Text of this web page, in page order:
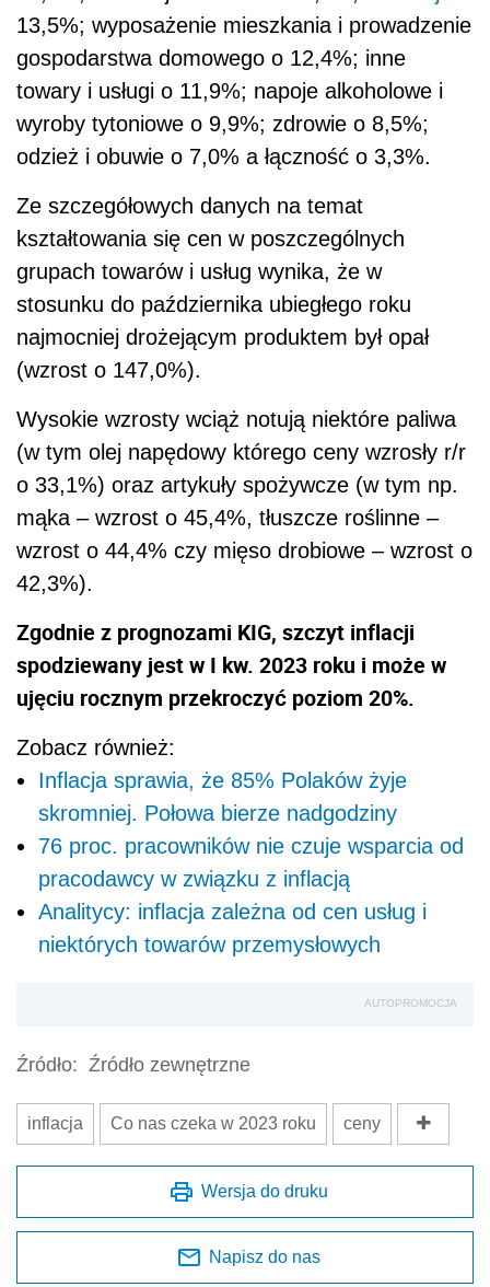
13,5%; wyposażenie mieszkania i prowadzenie
gospodarstwa domowego o 12,4%; inne
towary i usługi o 11,9%; napoje alkoholowe i
wyroby tytoniowe o 9,9%; zdrowie o 8,5%;
odzież i obuwie o 7,0% a łączność o 3,3%.
Ze szczegółowych danych na temat
kształtowania się cen w poszczególnych
grupach towarów i usług wynika, że w
stosunku do października ubiegłego roku
najmocniej drożejącym produktem był opał
(wzrost o 147,0%).
Wysokie wzrosty wciąż notują niektóre paliwa
(w tym olej napędowy którego ceny wzrosły r/r
o 33,1%) oraz artykuły spożywcze (w tym np.
mąka – wzrost o 45,4%, tłuszcze roślinne –
wzrost o 44,4% czy mięso drobiowe – wzrost o
42,3%).
Zgodnie z prognozami KIG, szczyt inflacji
spodziewany jest w I kw. 2023 roku i może w
ujęciu rocznym przekroczyć poziom 20%.
Zobacz również:
Inflacja sprawia, że 85% Polaków żyje
skromniej. Połowa bierze nadgodziny
76 proc. pracowników nie czuje wsparcia od
pracodawcy w związku z inflacją
Analitycy: inflacja zależna od cen usług i
niektórych towarów przemysłowych
AUTOPROMOCJA
Źródło: Źródło zewnętrzne
inflacja Co nas czeka w 2023 roku ceny
Wersja do druku
Napisz do nas